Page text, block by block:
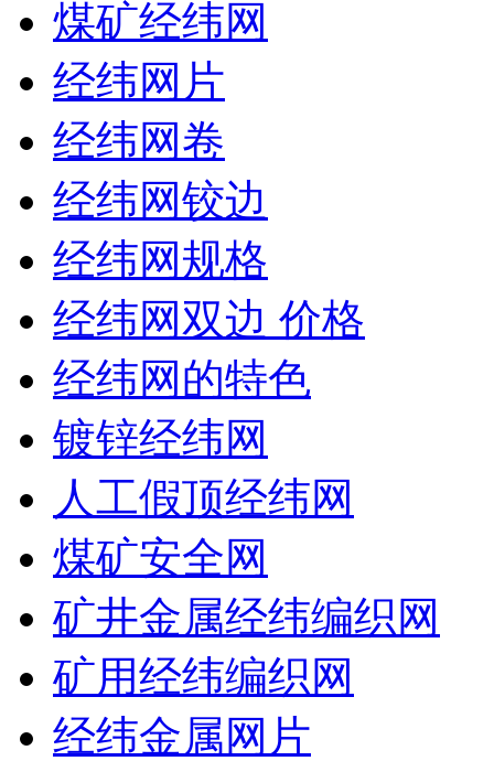
煤矿经纬网
经纬网片
经纬网卷
经纬网铰边
经纬网规格
经纬网双边 价格
经纬网的特色
镀锌经纬网
人工假顶经纬网
煤矿安全网
矿井金属经纬编织网
矿用经纬编织网
经纬金属网片